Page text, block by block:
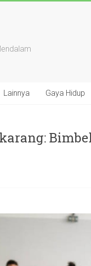
Lainnya Gaya Hidup
Bimbel